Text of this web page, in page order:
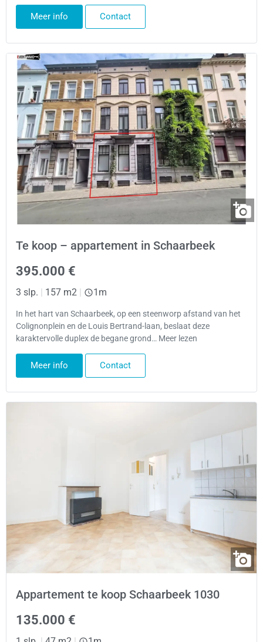
Meer info Contact
Te koop – appartement in Schaarbeek
395.000 €
3 slp. | 157 m2 | 1m
In het hart van Schaarbeek, op een steenworp afstand van het
Colignonplein en de Louis Bertrand-laan, beslaat deze
karaktervolle duplex de begane grond… Meer lezen
Meer info Contact
Appartement te koop Schaarbeek 1030
135.000 €